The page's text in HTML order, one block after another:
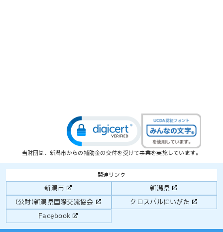
当財団は、新潟市からの補助金の交付を受けて事業を実施しています。
関連リンク
新潟市 新潟県
(公財)新潟県国際交流協会 クロスパルにいがた
Facebook